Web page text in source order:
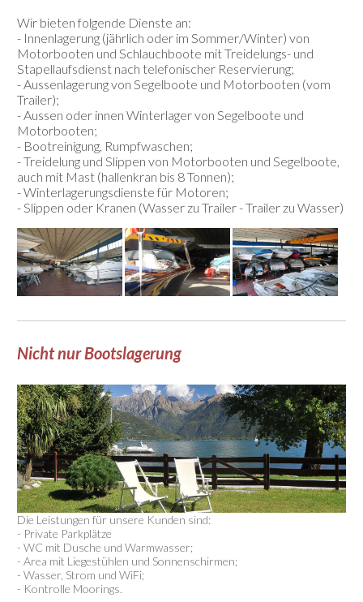
Wir bieten folgende Dienste an:
- Innenlagerung (jährlich oder im Sommer/Winter) von
Motorbooten und Schlauchboote mit Treidelungs- und
Stapellaufsdienst nach telefonischer Reservierung;
- Aussenlagerung von Segelboote und Motorbooten (vom
Trailer);
- Aussen oder innen Winterlager von Segelboote und
Motorbooten;
- Bootreinigung, Rumpfwaschen;
- Treidelung und Slippen von Motorbooten und Segelboote,
auch mit Mast (hallenkran bis 8 Tonnen);
- Winterlagerungsdienste für Motoren;
- Slippen oder Kranen (Wasser zu Trailer - Trailer zu Wasser)
Nicht nur Bootslagerung
Die Leistungen für unsere Kunden sind:
- Private Parkplätze
- WC mit Dusche und Warmwasser;
- Area mit Liegestühlen und Sonnenschirmen;
- Wasser, Strom und WiFi;
- Kontrolle Moorings.